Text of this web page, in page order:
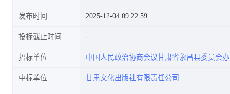
发布时间 2025-12-04 09:22:59
投标截止时间
招标单位 中国人民政治协商会议甘肃省永昌县委员会
中标单位 甘肃文化出版社有限责任公司